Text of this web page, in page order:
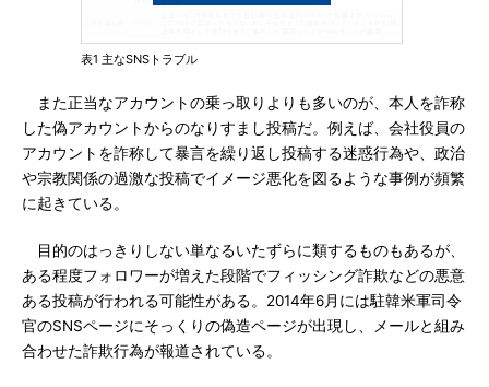
表1 主なSNSトラブル
また正当なアカウントの乗っ取りよりも多いのが、本人を詐称
した偽アカウントからのなりすまし投稿だ。例えば、会社役員の
アカウントを詐称して暴言を繰り返し投稿する迷惑行為や、政治
や宗教関係の過激な投稿でイメージ悪化を図るような事例が頻繁
に起きている。
目的のはっきりしない単なるいたずらに類するものもあるが、
ある程度フォロワーが増えた段階でフィッシング詐欺などの悪意
ある投稿が行われる可能性がある。2014年6月には駐韓米軍司令
官のSNSページにそっくりの偽造ページが出現し、メールと組み
合わせた詐欺行為が報道されている。